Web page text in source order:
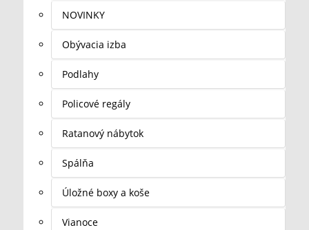
NOVINKY
Obývacia izba
Podlahy
Policové regály
Ratanový nábytok
Spálňa
Úložné boxy a koše
Vianoce